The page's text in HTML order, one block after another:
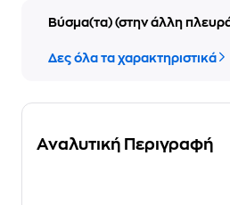
Βύσμα(τα) (στην άλλη
Δες όλα τα χαρακτηριστικά
Αναλυτική Περιγραφή